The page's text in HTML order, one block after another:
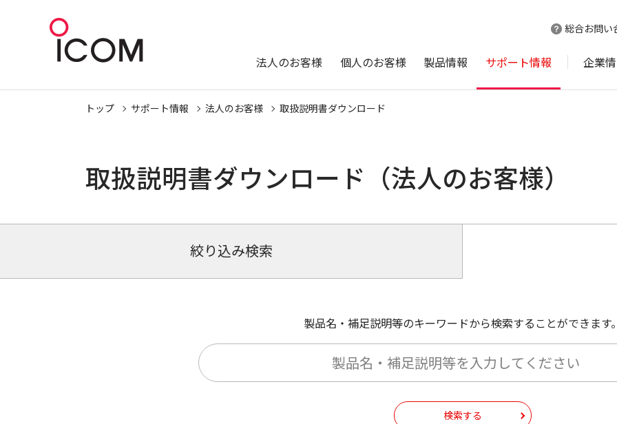
総合お問い
法人のお客様 個人のお客様 製品情報 サポート情報 企業
トップ サポート情報 法人のお客様 取扱説明書ダウンロード
取扱説明書ダウンロード（法人のお客様）
絞り込み検索
製品名・補足説明等のキーワードから検索することができます。
検索する